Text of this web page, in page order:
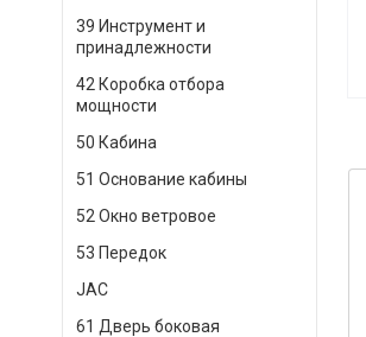
39 Инструмент и
принадлежности
42 Коробка отбора
мощности
50 Кабина
51 Основание кабины
52 Окно ветровое
53 Передок
JAC
61 Дверь боковая